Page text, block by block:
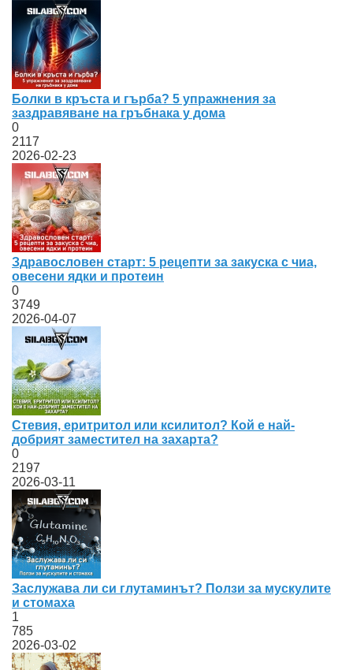
Болки в кръста и гърба? 5 упражнения за
заздравяване на гръбнака у дома
0
2117
2026-02-23
Здравословен старт: 5 рецепти за закуска с чиа,
овесени ядки и протеин
0
3749
2026-04-07
Стевия, еритритол или ксилитол? Кой е най-
добрият заместител на захарта?
0
2197
2026-03-11
Заслужава ли си глутаминът? Ползи за мускулите
и стомаха
1
785
2026-03-02